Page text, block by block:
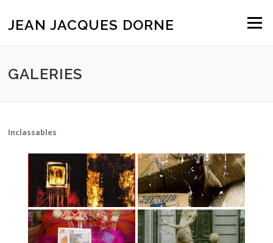
contenu
JEAN JACQUES DORNE Menu
GALERIES
Inclassables